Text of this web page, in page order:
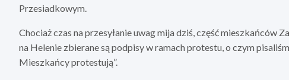
Przesiadkowym.
Chociaż czas na przesyłanie uwag mija dziś, część mieszkańców
na Helenie zbierane są podpisy w ramach protestu, o czym
Mieszkańcy protestują”.